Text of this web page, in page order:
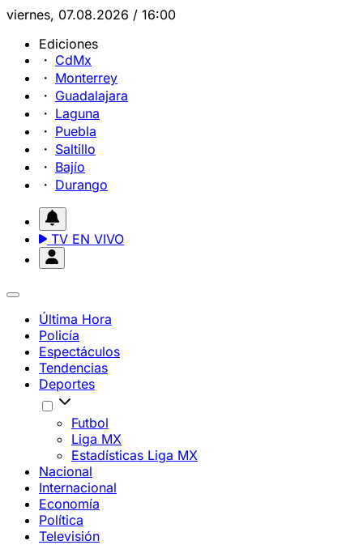
viernes, 07.08.2026 / 16:00
Ediciones
CdMx
Monterrey
Guadalajara
Laguna
Puebla
Saltillo
Bajío
Durango
TV EN VIVO
Última Hora
Policía
Espectáculos
Tendencias
Deportes
Futbol
Liga MX
Estadísticas Liga MX
Nacional
Internacional
Economía
Política
Televisión